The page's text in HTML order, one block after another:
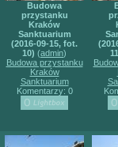
Budowa
przystanku
Kraków
Sanktuarium
(2016-09-15, fot.
10) (admin)
Budowa przystanku
Kraków
Sanktuarium
Komentarzy: 0